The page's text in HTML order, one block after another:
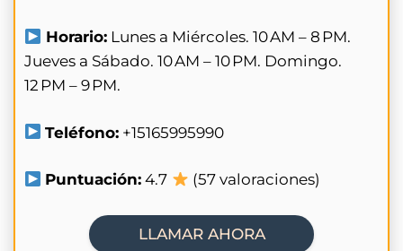
Horario: Lunes a Miércoles. 10 AM – 8 PM.
Jueves a Sábado. 10 AM – 10 PM. Domingo.
12 PM – 9 PM.
Teléfono: +15165995990
Puntuación: 4.7 (57 valoraciones)
LLAMAR AHORA